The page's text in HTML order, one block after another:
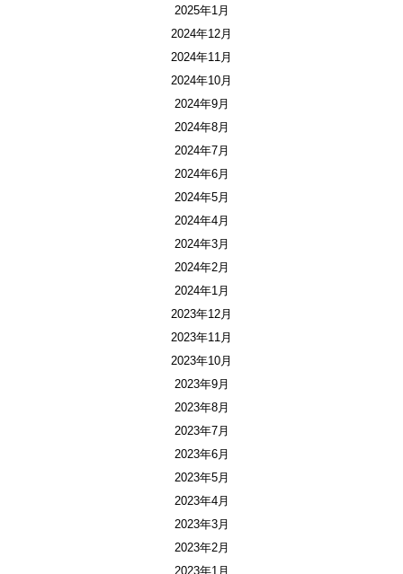
2025年1月
2024年12月
2024年11月
2024年10月
2024年9月
2024年8月
2024年7月
2024年6月
2024年5月
2024年4月
2024年3月
2024年2月
2024年1月
2023年12月
2023年11月
2023年10月
2023年9月
2023年8月
2023年7月
2023年6月
2023年5月
2023年4月
2023年3月
2023年2月
2023年1月